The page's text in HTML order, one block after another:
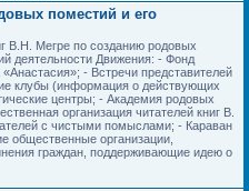
поместий и его
В.Н. Мегре по созданию родовых
деятельности Движения: - Фонд
- Встречи представителей
клубы (информация о действующих
центры; - Академия родовых
организация читателей книг В.
с чистыми помыслами; - Караван
общественные организации,
граждан, поддерживающие идею о